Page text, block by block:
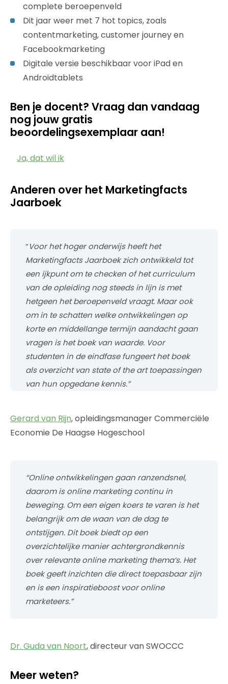
complete beroepenveld
Dit jaar weer met 7 hot topics, zoals
contentmarketing, customer journey en
Facebookmarketing
Digitale versie beschikbaar voor iPad en
Androidtablets
Ben je docent? Vraag dan vandaag
nog jouw gratis
beoordelingsexemplaar aan!
Ja, dat wil ik
Anderen over het Marketingfacts
Jaarboek
“Voor het hoger onderwijs heeft het
Marketingfacts Jaarboek zich ontwikkeld tot
een ijkpunt om te checken of het curriculum
van de opleiding nog steeds in lijn is met
hetgeen het beroepenveld vraagt. Maar ook
om in te schatten welke ontwikkelingen op
korte en middellange termijn aandacht gaan
vragen is het boek van waarde. Voor
studenten in de eindfase fungeert het boek
als overzicht van state of the art toepassingen
van hun opgedane kennis.”
Gerard van Rijn, opleidingsmanager Commerciële
Economie De Haagse Hogeschool
“Online ontwikkelingen gaan ranzendsnel,
daarom is online marketing continu in
beweging. Om een eigen koers te varen is het
belangrijk om de waan van de dag te
ontstijgen. Dit boek biedt op een
overzichtelijke manier achtergrondkennis
over relevante online marketing thema’s. Het
boek geeft inzichten die direct toepasbaar zijn
en is een inspiratieboost voor online
marketeers.”
Dr. Guda van Noort, directeur van SWOCCC
Meer weten?